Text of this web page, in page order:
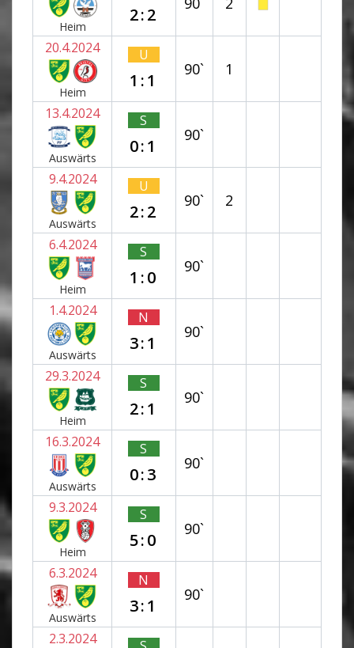
Heim
2:2
20.4.2024
Heim
U
1:1
90` 1
13.4.2024
Auswärts
S
0:1
90`
9.4.2024
Auswärts
U
2:2
90` 2
6.4.2024
Heim
S
1:0
90`
1.4.2024
Auswärts
N
3:1
90`
29.3.2024
Heim
S
2:1
90`
16.3.2024
Auswärts
S
0:3
90`
9.3.2024
Heim
S
5:0
90`
6.3.2024
Auswärts
N
3:1
90`
2.3.2024